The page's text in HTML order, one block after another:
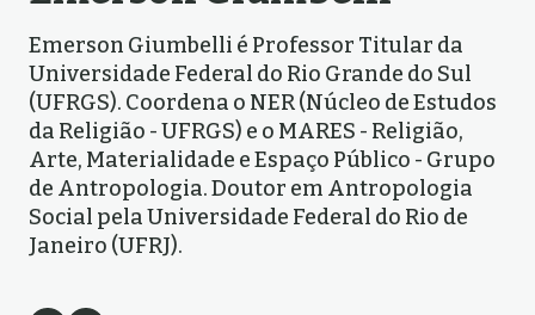
Emerson Giumbelli é Professor Titular da
Universidade Federal do Rio Grande do Sul
(UFRGS). Coordena o NER (Núcleo de Estudos
da Religião - UFRGS) e o MARES - Religião,
Arte, Materialidade e Espaço Público - Grupo
de Antropologia. Doutor em Antropologia
Social pela Universidade Federal do Rio de
Janeiro (UFRJ).